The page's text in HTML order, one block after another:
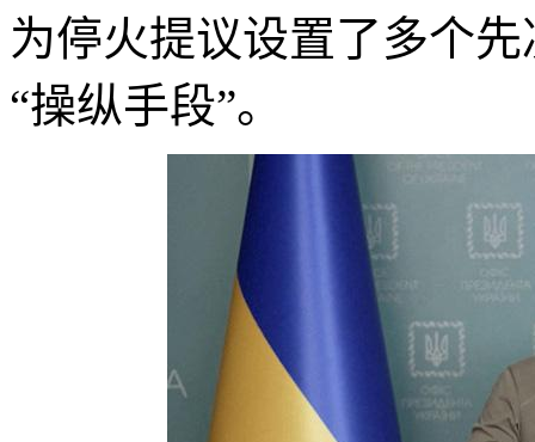
为停火提议设置了多个
“操纵手段”。